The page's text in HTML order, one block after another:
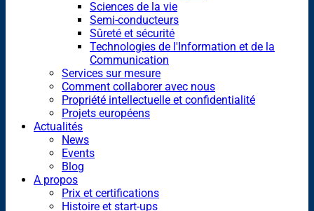
Sciences de la vie
Semi-conducteurs
Sûreté et sécurité
Technologies de l'Information et de la
Communication
Services sur mesure
Comment collaborer avec nous
Propriété intellectuelle et confidentialité
Projets européens
Actualités
News
Events
Blog
A propos
Prix et certifications
Histoire et start-ups